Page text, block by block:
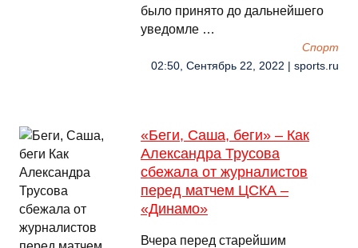
было принято до дальнейшего
уведомле …
Спорт
02:50, Сентябрь 22, 2022 | sports.ru
«Беги, Саша, беги» – Как
Александра Трусова
сбежала от журналистов
перед матчем ЦСКА –
«Динамо»
Вчера перед старейшим